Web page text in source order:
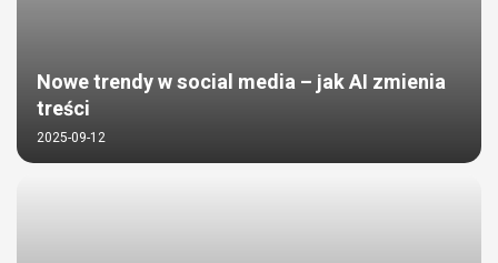
Nowe trendy w social media – jak AI zmienia
treści
2025-09-12